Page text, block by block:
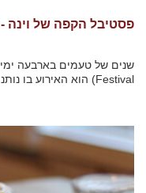
פסטיבל הקפה של וינה - Vienna Coffee Festival
Festival) הוא האירוע בו נותנים הו...